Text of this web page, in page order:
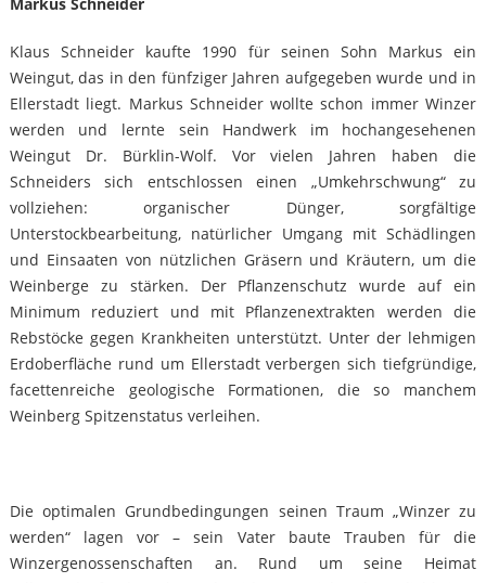
Klaus Schneider kaufte 1990 für seinen Sohn Markus ein
Weingut, das in den fünfziger Jahren aufgegeben wurde und in
Ellerstadt liegt. Markus Schneider wollte schon immer Winzer
werden und lernte sein Handwerk im hochangesehenen
Weingut Dr. Bürklin-Wolf. Vor vielen Jahren haben die
Schneiders sich entschlossen einen „Umkehrschwung“ zu
vollziehen: organischer Dünger, sorgfältige
Unterstockbearbeitung, natürlicher Umgang mit Schädlingen
und Einsaaten von nützlichen Gräsern und Kräutern, um die
Weinberge zu stärken. Der Pflanzenschutz wurde auf ein
Minimum reduziert und mit Pflanzenextrakten werden die
Rebstöcke gegen Krankheiten unterstützt. Unter der lehmigen
Erdoberfläche rund um Ellerstadt verbergen sich tiefgründige,
facettenreiche geologische Formationen, die so manchem
Weinberg Spitzenstatus verleihen.
Die optimalen Grundbedingungen seinen Traum „Winzer zu
werden“ lagen vor – sein Vater baute Trauben für die
Winzergenossenschaften an. Rund um seine Heimat